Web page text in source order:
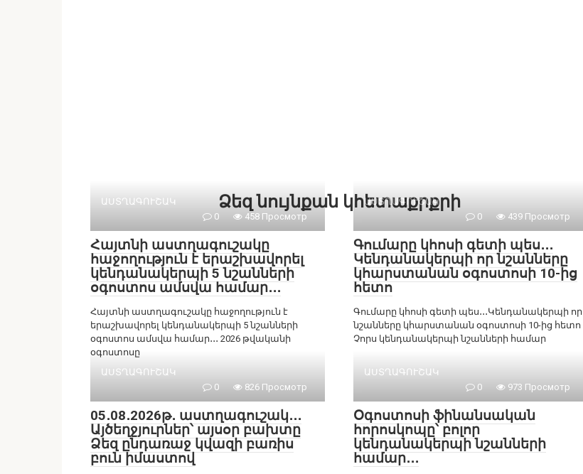
Ձեզ նույնքան կհետաքրքրի
ԱՍՏՂԱԳՈՒՇԱԿ
0
458 Просмотр
Հայտնի աստղագուշակը
հաջողություն է երաշխավորել
կենդանակերպի 5 նշանների
օգոստոս ամսվա համար․․․
Հայտնի աստղագուշակը հաջողություն է
երաշխավորել կենդանակերպի 5 նշանների
օգոստոս ամսվա համար․․․ 2026 թվականի
օգոստոսը
ԱՍՏՂԱԳՈՒՇԱԿ
0
439 Просмотр
Գումարը կհոսի գետի պես․․․
Կենդանակերպի որ նշանները
կհարստանան օգոստոսի 10-ից
հետո
Գումարը կհոսի գետի պես․․․Կենդանակերպի որ
նշանները կհարստանան օգոստոսի 10-ից հետո
Չորս կենդանակերպի նշանների համար
ԱՍՏՂԱԳՈՒՇԱԿ
0
826 Просмотр
05․08․2026թ․ աստղագուշակ․․․
Այծեղջյուրներ՝ այսօր բախտը
Ձեզ ընդառաջ կվազի բառիս
բուն իմաստով
ԱՍՏՂԱԳՈՒՇԱԿ
0
973 Просмотр
Օգոստոսի ֆինանսական
հորոսկոպը՝ բոլոր
կենդանակերպի նշանների
համար․․․